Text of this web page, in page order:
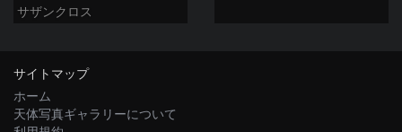
サザンクロス
サイトマップ
ホーム
天体写真ギャラリーについて